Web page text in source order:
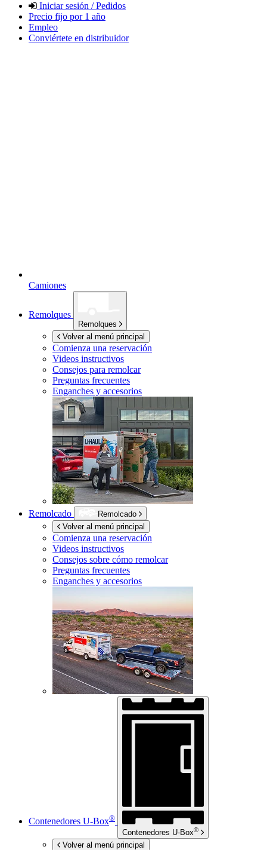
Iniciar sesión / Pedidos
Precio fijo por 1 año
Empleo
Conviértete en distribuidor
Camiones
Remolques
Remolques
Volver al menú principal
Comienza una reservación
Videos instructivos
Consejos para remolcar
Preguntas frecuentes
Enganches y accesorios
Remolcado
Remolcado
Volver al menú principal
Comienza una reservación
Videos instructivos
Consejos sobre cómo remolcar
Preguntas frecuentes
Enganches y accesorios
Contenedores U-Box®
Contenedores U-Box®
Volver al menú principal